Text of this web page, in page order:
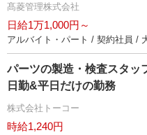
髙菱管理株式会社
日給1万1,000円～
アルバイト・パート / 契約社員 /
パーツの製造・検査スタッ
日勤&平日だけの勤務
株式会社トーコー
時給1,240円